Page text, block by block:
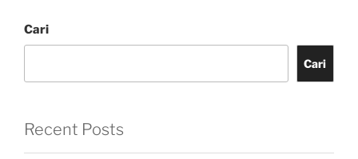
Cari
Cari
Recent Posts